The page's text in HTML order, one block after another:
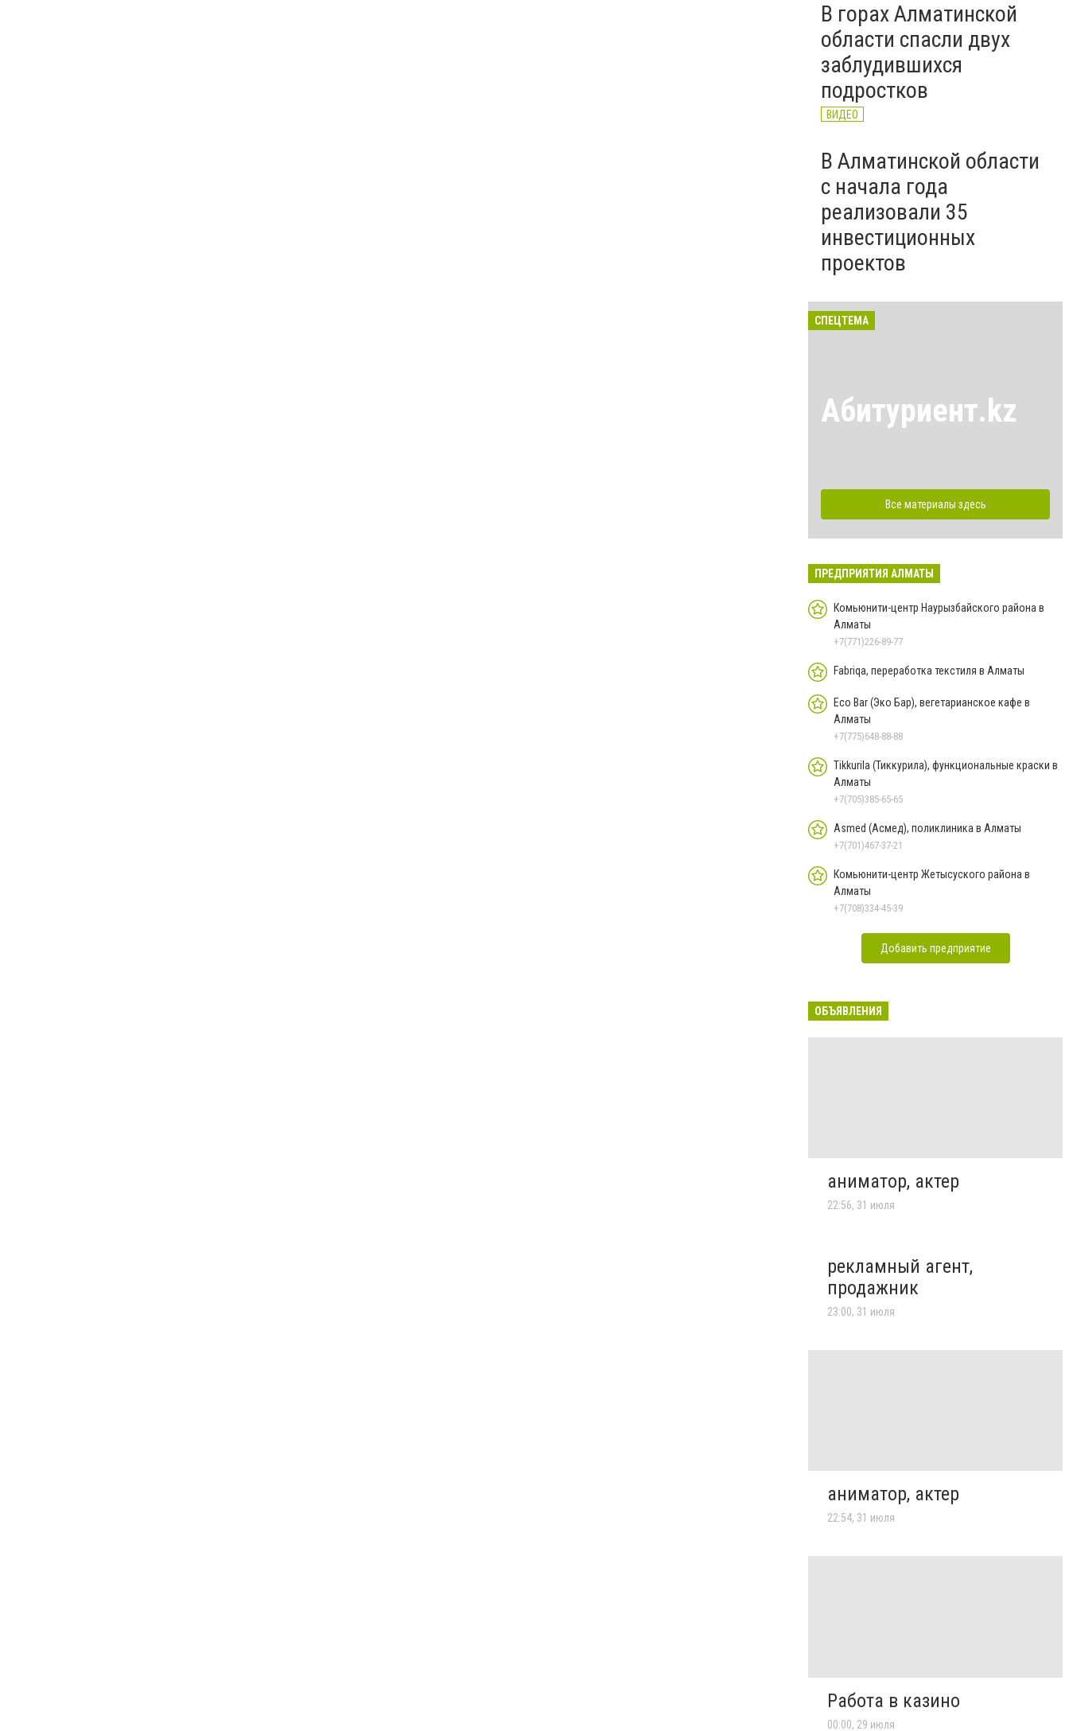
В горах Алматинской
области спасли двух
заблудившихся
подростков
ВИДЕО
В Алматинской области
с начала года
реализовали 35
инвестиционных
проектов
СПЕЦТЕМА
Абитуриент.kz
Все материалы здесь
ПРЕДПРИЯТИЯ АЛМАТЫ
Комьюнити-центр Наурызбайского района в
Алматы
+7(771)226-89-77
Fabriqa, переработка текстиля в Алматы
Eco Bar (Эко Бар), вегетарианское кафе в
Алматы
+7(775)648-88-88
Tikkurila (Тиккурила), функциональные краски в
Алматы
+7(705)385-65-65
Asmed (Асмед), поликлиника в Алматы
+7(701)467-37-21
Комьюнити-центр Жетысуского района в
Алматы
+7(708)334-45-39
Добавить предприятие
ОБЪЯВЛЕНИЯ
аниматор, актер
22:56, 31 июля
рекламный агент,
продажник
23:00, 31 июля
аниматор, актер
22:54, 31 июля
Работа в казино
00:00, 29 июля